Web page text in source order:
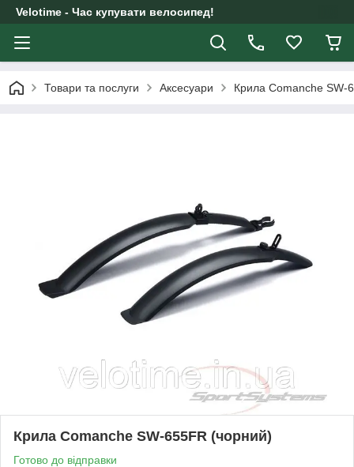
Velotime - Час купувати велосипед!
Товари та послуги Аксесуари Крила Comanche SW-
Крила Comanche SW-655FR (чорний)
Готово до відправки